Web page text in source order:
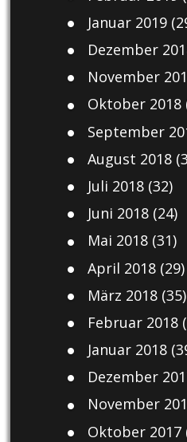
Januar 2019
Dezember
November
Oktober 2018
September
August 2018
Juli 2018(32)
Juni 2018(24)
Mai 2018(31)
April 2018(29)
März 2018(35)
Februar 2018
Januar 2018
Dezember
November
Oktober 2017